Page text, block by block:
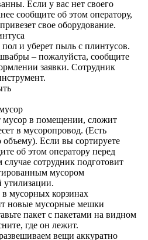
Если у вас нет своего
сообщите об этом оператору,
свое оборудование.
и уберет пыль с плинтусов.
– пожалуйста, сообщите
заявки. Сотрудник
мусор в помещении, сложит
в мусоропровод. (Есть
объему). Если вы сортируете
об этом оператору перед
сотрудник подготовит
мусором
утилизации.
мусорных корзинах
новые мусорные мешки
пакет с пакетами на видном
где он лежит.
вещи аккуратно